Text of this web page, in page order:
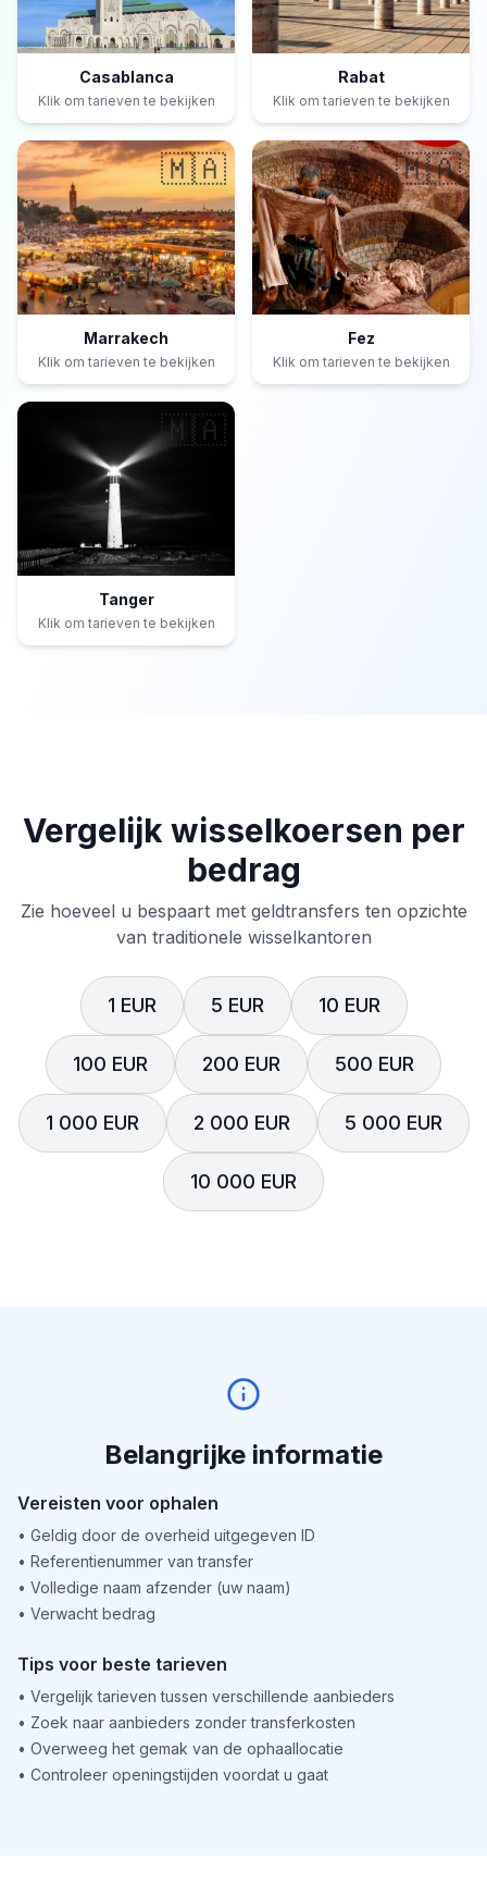
Casablanca
Klik om tarieven te bekijken
Rabat
Klik om tarieven te bekijken
🇲🇦
Marrakech
Klik om tarieven te bekijken
🇲🇦
Fez
Klik om tarieven te bekijken
🇲🇦
Tanger
Klik om tarieven te bekijken
Vergelijk wisselkoersen per
bedrag
Zie hoeveel u bespaart met geldtransfers ten opzichte
van traditionele wisselkantoren
1 EUR 5 EUR 10 EUR
100 EUR 200 EUR 500 EUR
1 000 EUR 2 000 EUR 5 000 EUR
10 000 EUR
Belangrijke informatie
Vereisten voor ophalen
• Geldig door de overheid uitgegeven ID
• Referentienummer van transfer
• Volledige naam afzender (uw naam)
• Verwacht bedrag
Tips voor beste tarieven
• Vergelijk tarieven tussen verschillende aanbieders
• Zoek naar aanbieders zonder transferkosten
• Overweeg het gemak van de ophaallocatie
• Controleer openingstijden voordat u gaat